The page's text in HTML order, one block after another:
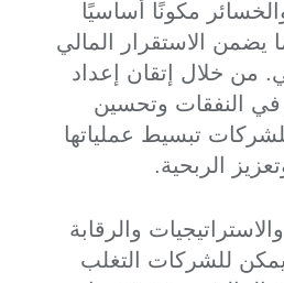
مكونًا أساسيًا
يضمن الاستقرار المالي
من خلال إتقان إعداد
في النفقات وتحسين
تبسيط عملياتها
الربحية.
والرقابة
يمكن للشركات التغلب